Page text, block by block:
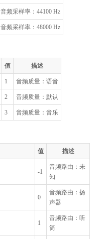
音频采样率：44100 Hz
音频采样率：48000 Hz
值 描述
1 音频质量：语音
2 音频质量：默认
3 音频质量：音乐
值 描述
-1
音频路由：未
知
0
音频路由：扬
声器
1
音频路由：听
筒